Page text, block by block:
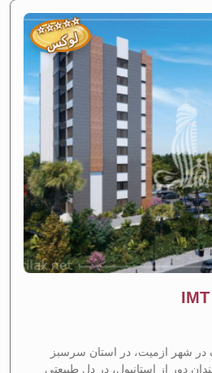
⭐
⭐
⭐
⭐
⭐
لوکس
در شهر ازمیت، در استان سرسبز
دور از استانبول، در دل طبیعتی
سرمایه‌گذاری از اجاره
لوکس و ممتاز